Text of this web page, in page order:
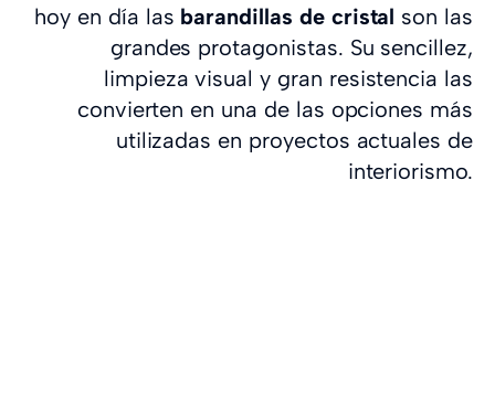
hoy en día las barandillas de cristal son las
grandes protagonistas. Su sencillez,
limpieza visual y gran resistencia las
convierten en una de las opciones más
utilizadas en proyectos actuales de
interiorismo.